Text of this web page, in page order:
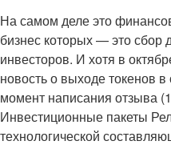
На самом деле это
бизнес которых — это сбор
инвесторов. И хотя в
новость о выходе токенов
момент написания отзыва
Инвестиционные пакеты
технологической